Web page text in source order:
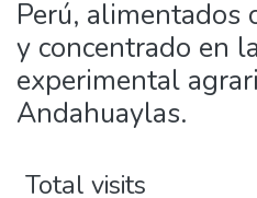
Perú,
y concentrado en
experimental
Andahuaylas.
Total visits